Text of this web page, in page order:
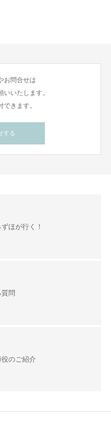
お問合せは
いいたします。
きます。
する
ほが行く！
問
のご紹介